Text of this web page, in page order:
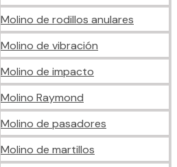
Molino de rodillos anulares
Molino de vibración
Molino de impacto
Molino Raymond
Molino de pasadores
Molino de martillos